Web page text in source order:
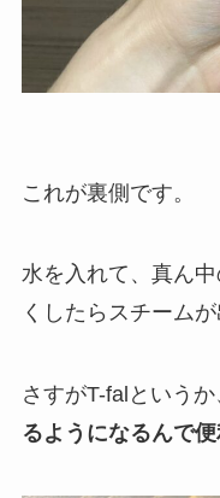
これが裏側です。
水を入れて、真ん
くしたらスチーム
さすがT-falというか
るようになるんで便